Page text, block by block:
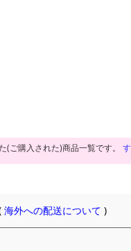
(ご購入された)商品一覧です。
海外への配送について )